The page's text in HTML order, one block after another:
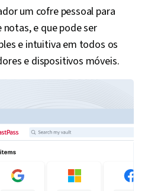
um cofre pessoal para
e que pode ser
e intuitiva em todos os
e dispositivos móveis.